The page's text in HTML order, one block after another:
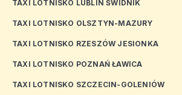
TAXI LOTNISKO LUBLIN ŚWIDNIK
TAXI LOTNISKO OLSZTYN-MAZURY
TAXI LOTNISKO RZESZÓW JESIONKA
TAXI LOTNISKO POZNAŃ ŁAWICA
TAXI LOTNISKO SZCZECIN-GOLENIÓW